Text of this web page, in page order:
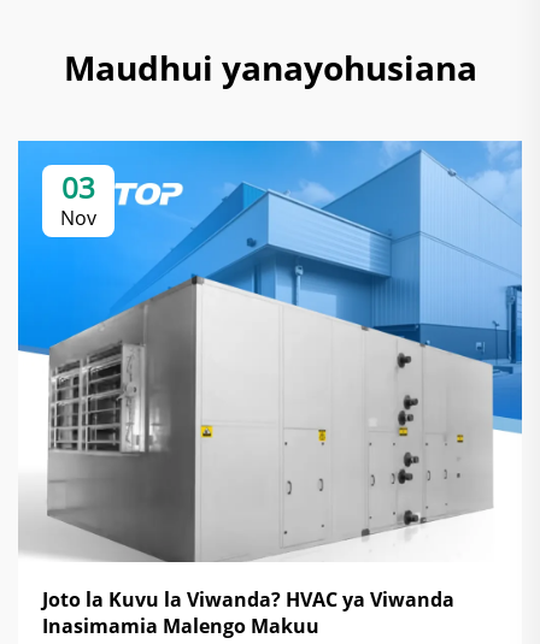
Maudhui yanayohusiana
03
Nov
Joto la Kuvu la Viwanda? HVAC ya Viwanda
Inasimamia Malengo Makuu